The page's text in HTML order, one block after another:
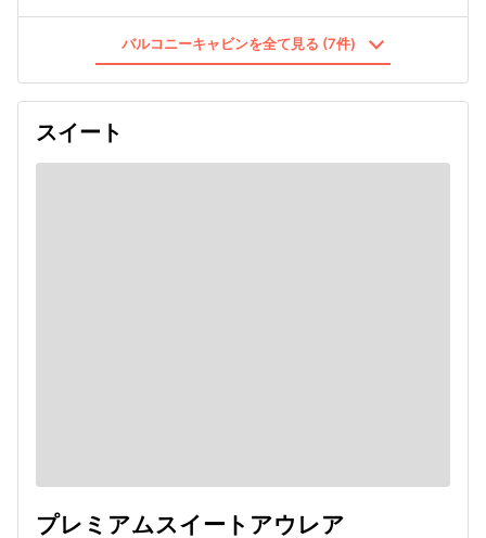
バルコニーキャビンを全て見る (7件)
スイート
プレミアムスイートアウレア